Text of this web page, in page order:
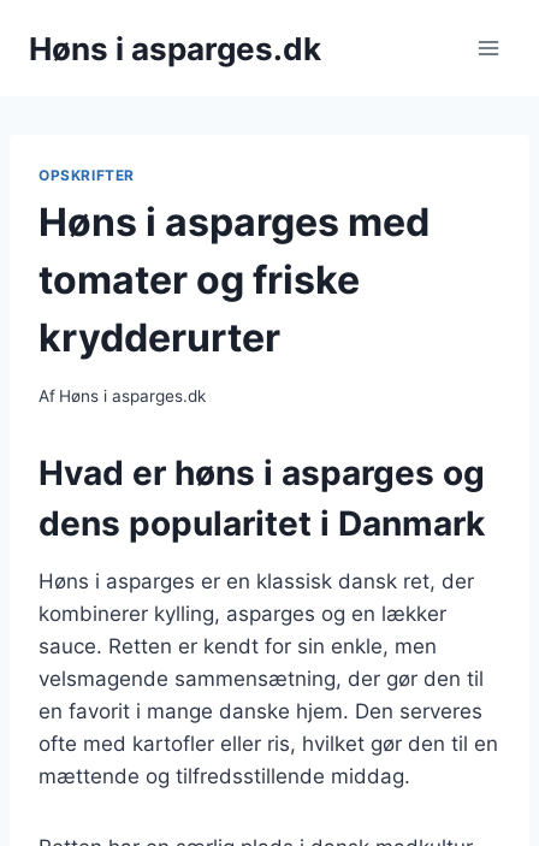
Høns i asparges.dk
OPSKRIFTER
Høns i asparges med
tomater og friske
krydderurter
Af Høns i asparges.dk
Hvad er høns i asparges og
dens popularitet i Danmark
Høns i asparges er en klassisk dansk ret, der
kombinerer kylling, asparges og en lækker
sauce. Retten er kendt for sin enkle, men
velsmagende sammensætning, der gør den til
en favorit i mange danske hjem. Den serveres
ofte med kartofler eller ris, hvilket gør den til en
mættende og tilfredsstillende middag.